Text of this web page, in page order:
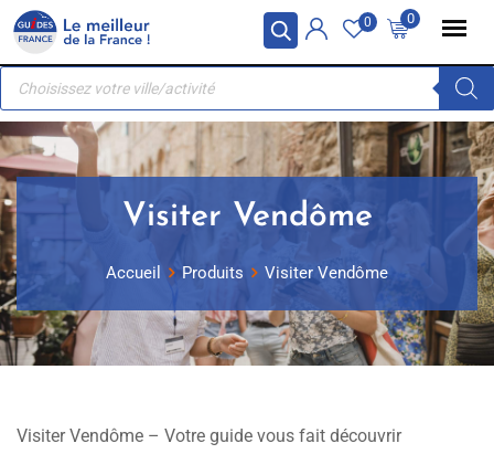
Panneau de gestion des cookies
Skip
content
0
0
Recherche
produits
Visiter Vendôme
Accueil Produits Visiter Vendôme
Visiter Vendôme – Votre guide vous fait découvrir